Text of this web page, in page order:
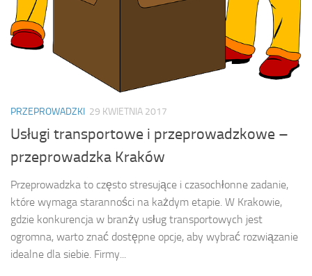
PRZEPROWADZKI 29 KWIETNIA 2017
Usługi transportowe i przeprowadzkowe –
przeprowadzka Kraków
Przeprowadzka to często stresujące i czasochłonne zadanie,
które wymaga staranności na każdym etapie. W Krakowie,
gdzie konkurencja w branży usług transportowych jest
ogromna, warto znać dostępne opcje, aby wybrać rozwiązanie
idealne dla siebie. Firmy...